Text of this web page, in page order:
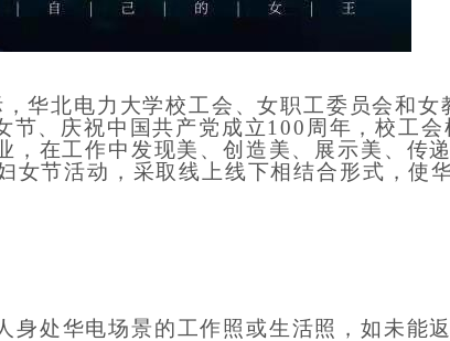
，华北电力大学校工会、女职工委员会和
节、庆祝中国共产党成立100周年 ，校工会
， 在工作中 发现美、创造美、 展示美 、 传
女节活动 ， 采取线上线下相结合形式 ，使
身处华电场景的工作照或生活照，如未能